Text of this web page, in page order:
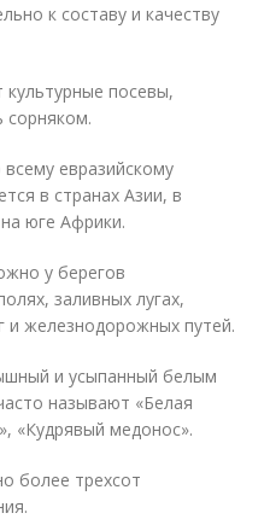
к составу и качеству
культурные посевы,
сорняком.
евразийскому
в странах Азии, в
юге Африки.
у берегов
заливных лугах,
и железнодорожных путей.
и усыпанный белым
называют «Белая
«Кудрявый медонос».
более трехсот